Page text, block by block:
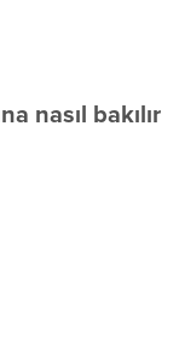
nasıl bakılır